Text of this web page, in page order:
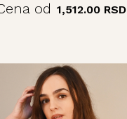
od 1,512.00 RSD